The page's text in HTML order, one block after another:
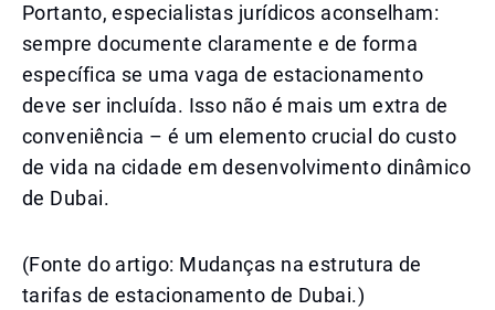
Portanto, especialistas jurídicos aconselham:
sempre documente claramente e de forma
específica se uma vaga de estacionamento
deve ser incluída. Isso não é mais um extra de
conveniência – é um elemento crucial do custo
de vida na cidade em desenvolvimento dinâmico
de Dubai.
(Fonte do artigo: Mudanças na estrutura de
tarifas de estacionamento de Dubai.)